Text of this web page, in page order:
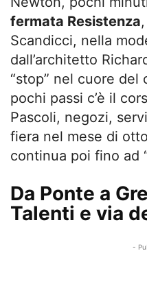
fermata Resistenza
Scandicci, nella
dall’architetto
“stop” nel cuore del
pochi passi c’è il
Pascoli, negozi,
fiera nel mese di
continua poi fino ad
Da Ponte a
Talenti e via
-